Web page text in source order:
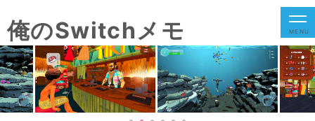
俺のSwitchメモ MENU